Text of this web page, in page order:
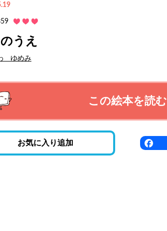
うえ
ゆめみ
この絵本を読む
お気に入り追加